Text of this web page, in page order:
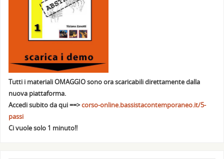
Tutti i materiali OMAGGIO sono ora scaricabili direttamente dalla
nuova piattaforma.
Accedi subito da qui ==>corso-online.bassistacontemporaneo.it/5-
passi
Ci vuole solo 1 minuto!!